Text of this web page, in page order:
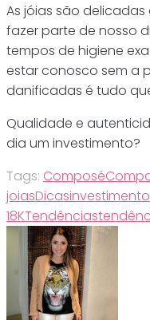
As jóias são
fazer parte de nosso
tempos de higiene
estar conosco sem a
danificadas é tudo
Qualidade e
dia um investimento?
Tags: Composé
joiasDicasinvestimento
18KTendências